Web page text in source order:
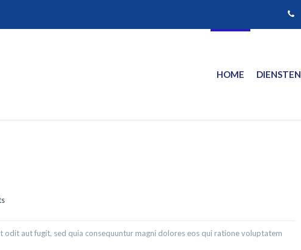
HOME DIENSTEN
aut fugit, sed quia consequuntur magni dolores eos qui ratione voluptatem